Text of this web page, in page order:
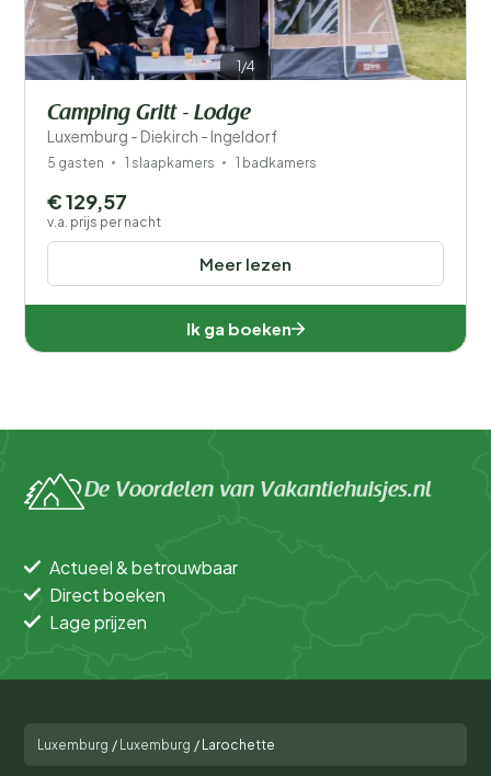
1/4
Camping Gritt - Lodge
Luxemburg - Diekirch - Ingeldorf
5 gasten 1 slaapkamers 1 badkamers
Meer lezen
€ 129,57
v.a. prijs per nacht
Ik ga boeken
De Voordelen van Vakantiehuisjes.nl
Actueel & betrouwbaar
Direct boeken
Lage prijzen
Luxemburg / Luxemburg / Larochette